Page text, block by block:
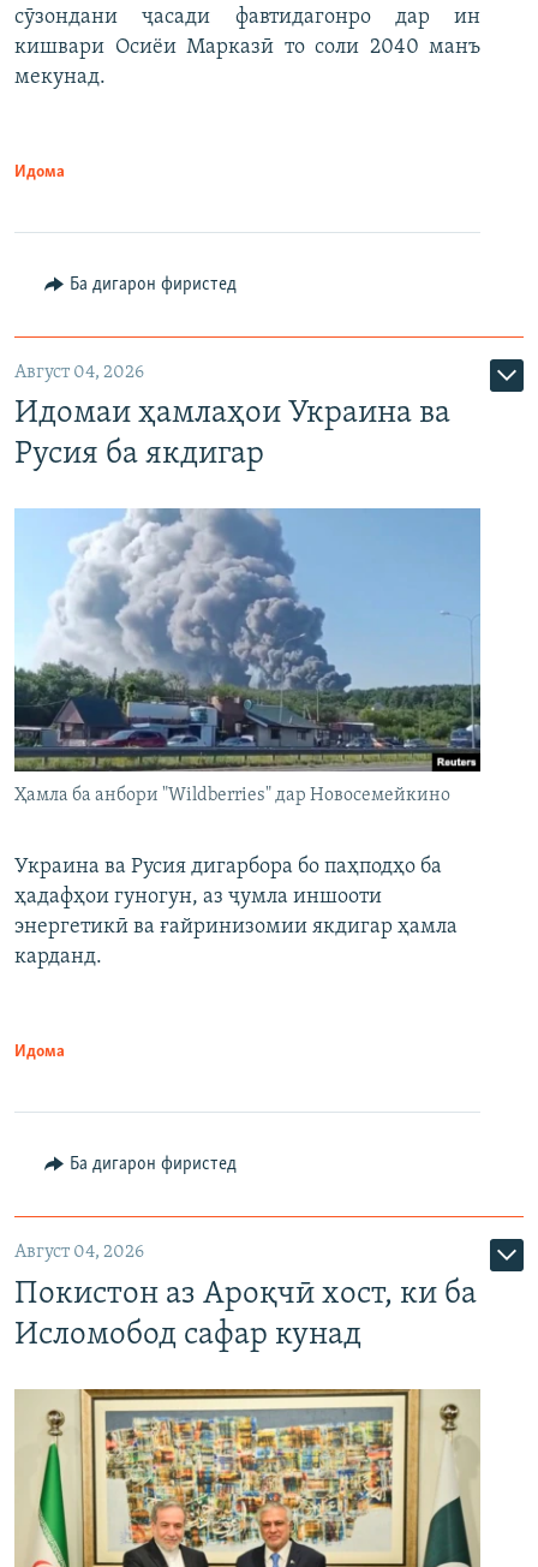
сӯзондани ҷасади фавтидагонро дар ин
кишвари Осиёи Марказӣ то соли 2040 манъ
мекунад.
Идома
Ба дигарон фиристед
Август 04, 2026
Идомаи ҳамлаҳои Украина ва
Русия ба якдигар
Ҳамла ба анбори "Wildberries" дар Новосемейкино
Украина ва Русия дигарбора бо паҳподҳо ба
ҳадафҳои гуногун, аз ҷумла иншооти
энергетикӣ ва ғайринизомии якдигар ҳамла
карданд.
Идома
Ба дигарон фиристед
Август 04, 2026
Покистон аз Ароқчӣ хост, ки ба
Исломобод сафар кунад